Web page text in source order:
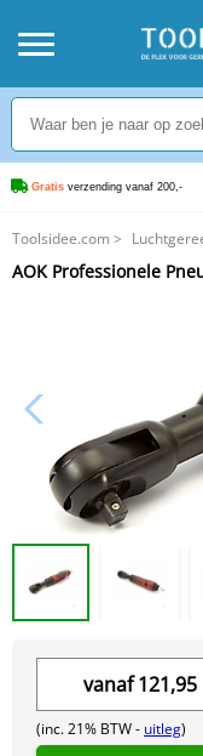
Gratis verzending vanaf 200,-
Toolsidee.com >
AOK Professionele
AOK Professionele
vanaf121,95
(inc. 21% BTW - uitleg)